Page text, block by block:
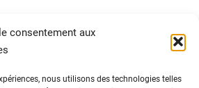
consentement aux
nous utilisons des technologies telles